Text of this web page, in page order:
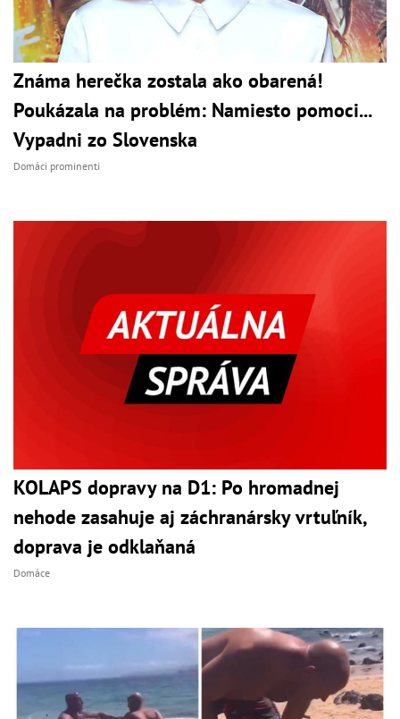
Známa herečka zostala ako obarená!
Poukázala na problém: Namiesto pomoci...
Vypadni zo Slovenska
Domáci prominenti
KOLAPS dopravy na D1: Po hromadnej
nehode zasahuje aj záchranársky vrtuľník,
doprava je odklaňaná
Domáce